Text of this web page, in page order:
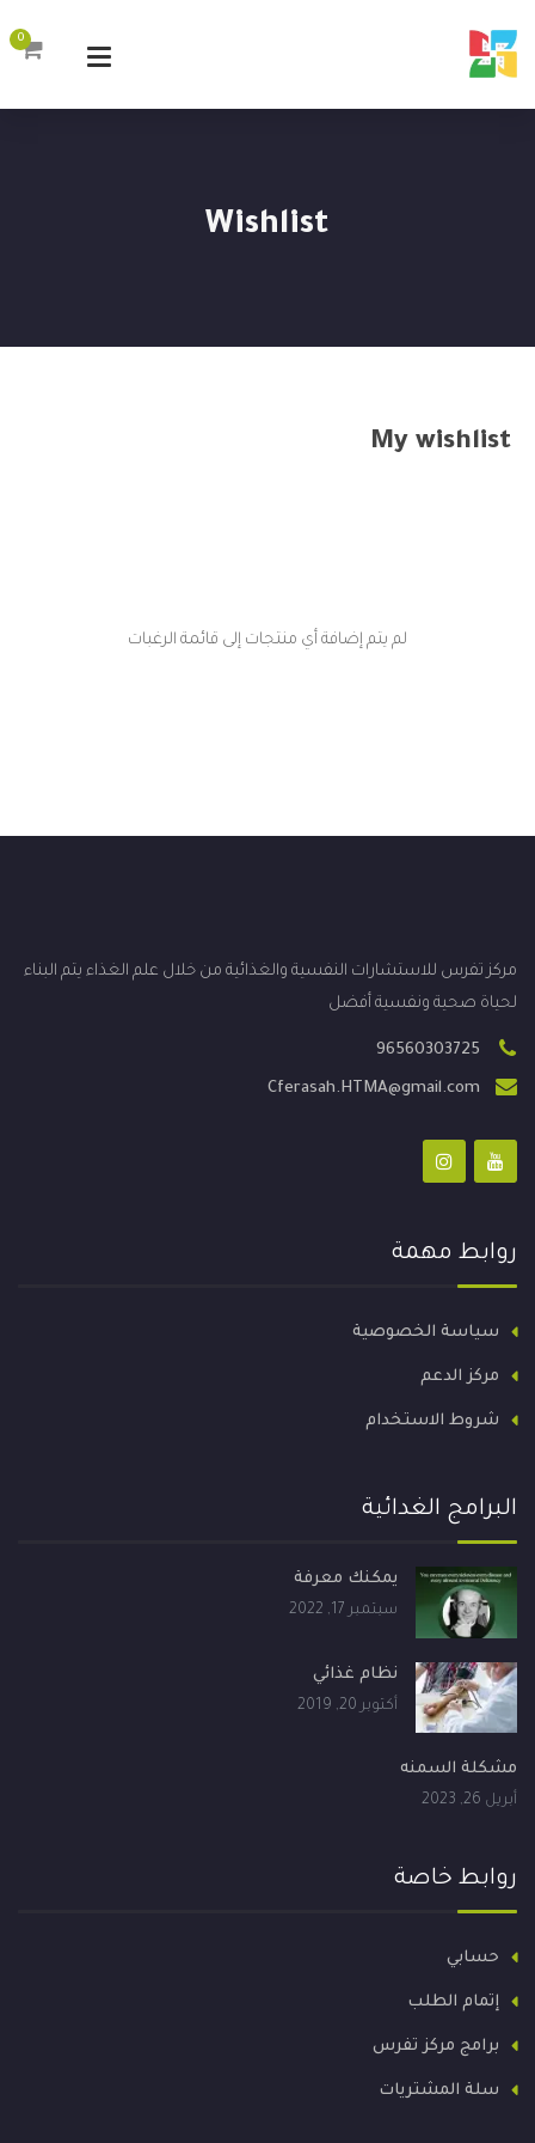
0
Wishlist
My wishlist
لم يتم إضافة أي منتجات إلى قائمة الرغبات
مركز تفرس للاستشارات النفسية والغذائية من خلال علم الغذاء يتم البناء
لحياة صحية ونفسية أفضل
96560303725
Cferasah.HTMA@gmail.com
روابط مهمة
سياسة الخصوصية
مركز الدعم
شروط الاستخدام
البرامج الغدائية
يمكنك معرفة
سبتمبر 17, 2022
نظام غذائي
أكتوبر 20, 2019
مشكلة السمنه
أبريل 26, 2023
روابط خاصة
حسابي
إتمام الطلب
برامج مركز تفرس
سلة المشتريات